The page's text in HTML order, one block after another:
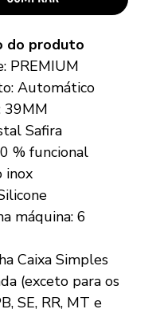
do produto
PREMIUM
Automático
39MM
Safira
% funcional
inox
máquina: 6
Caixa Simples
(exceto para os
SE, RR, MT e